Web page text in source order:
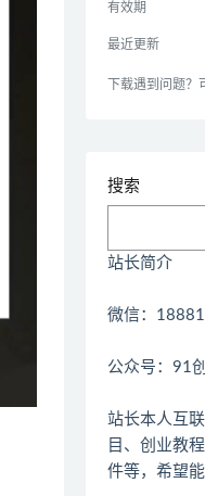
有效期
最近更新
下载遇到问题
搜索
站长简介
微信：
公众号：91
站长本人互
目、创业教
件等，希望